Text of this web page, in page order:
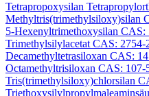
Tetrapropoxysilan
Methyltris(trimethylsiloxy)silan
5-Hexenyltrimethoxysilan CAS:
Trimethylsilylacetat CAS: 2754-
Decamethyltetrasiloxan CAS:
Octamethyltrisiloxan CAS: 107-
Tris(trimethylsiloxy)chlorsilan